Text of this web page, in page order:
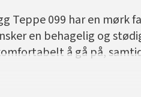
Teppe 099 har en
en behagelig og
å gå på,